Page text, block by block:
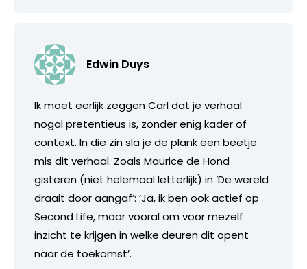
Edwin Duys
Ik moet eerlijk zeggen Carl dat je verhaal
nogal pretentieus is, zonder enig kader of
context. In die zin sla je de plank een beetje
mis dit verhaal. Zoals Maurice de Hond
gisteren (niet helemaal letterlijk) in ‘De wereld
draait door aangaf’: ‘Ja, ik ben ook actief op
Second Life, maar vooral om voor mezelf
inzicht te krijgen in welke deuren dit opent
naar de toekomst’.